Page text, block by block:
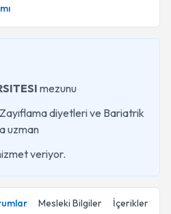
mezunu
diyetleri ve Bariatrik
uzman
veriyor.
Mesleki Bilgiler İçerikler